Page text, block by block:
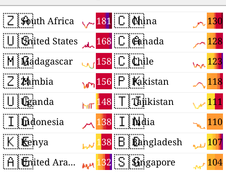
🇿🇦 181
South Africa
🇺🇸 168
United States
🇲🇬 158
Madagascar
🇿🇲 156
Zambia
🇺🇬 148
Uganda
🇮🇩 138
Indonesia
🇰🇪 138
Kenya
🇦🇪 132
United Arab Emirates
🇨🇳 130
China
🇨🇦 128
Canada
🇨🇱 123
Chile
🇵🇰 118
Pakistan
🇹🇯 111
Tajikistan
🇮🇳 110
India
🇧🇩 107
Bangladesh
🇸🇬 104
Singapore